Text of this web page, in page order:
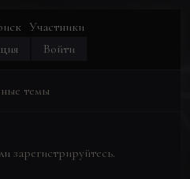
Войти
Участники
темы
зарегистрируйтесь.